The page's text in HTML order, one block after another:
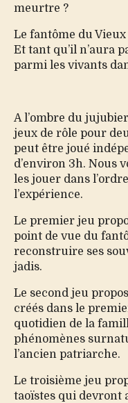
meurtre ?
Le fantôme du
Et tant qu’il n’aura
parmi les vivants
A l’ombre du
jeux de rôle pour
peut être joué
d’environ 3h. Nous
les jouer dans
l’expérience.
Le premier jeu
point de vue du
reconstruire ses
jadis.
Le second jeu
créés dans le
quotidien de la
phénomènes
l’ancien patriarche.
Le troisième jeu
taoïstes qui devront